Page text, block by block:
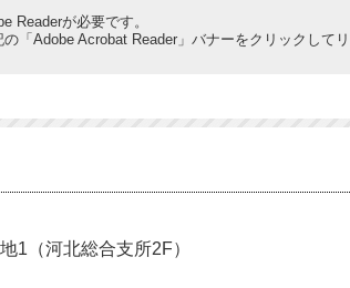
Readerが必要です。
「Adobe Acrobat Reader」バナーをクリックして
1（河北総合支所2F）